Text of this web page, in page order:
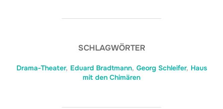
SCHLAGWÖRTER
Drama-Theater, Eduard Bradtmann, Georg Schleifer, Haus
mit den Chimären